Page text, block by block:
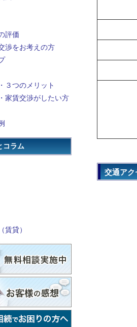
交通アク
評価
渉をお考えの方
３つのメリット
家賃交渉がしたい方
コラム
賃貸）